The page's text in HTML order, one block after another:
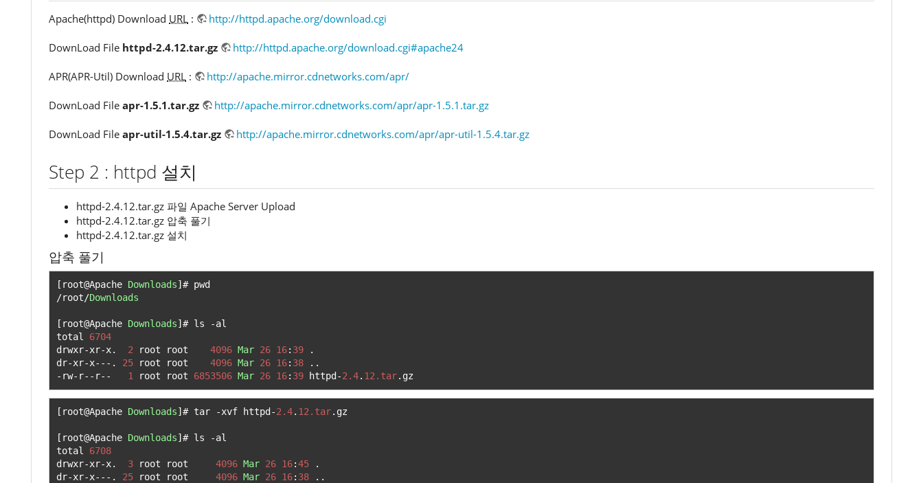
Apache(httpd) Download URL : http://httpd.apache.org/download.cgi
DownLoad File httpd-2.4.12.tar.gz http://httpd.apache.org/download.cgi#apache24
APR(APR-Util) Download URL : http://apache.mirror.cdnetworks.com/apr/
DownLoad File apr-1.5.1.tar.gz http://apache.mirror.cdnetworks.com/apr/apr-1.5.1.tar.gz
DownLoad File apr-util-1.5.4.tar.gz http://apache.mirror.cdnetworks.com/apr/apr-util-1.5.4.tar.gz
Step 2 : httpd 설치
httpd-2.4.12.tar.gz 파일 Apache Server Upload
httpd-2.4.12.tar.gz 압축 풀기
httpd-2.4.12.tar.gz 설치
압축 풀기
[ root@Apache Downloads]#
/root/Downloads
[ root@Apache Downloads]# ls -al
total 6704
drwxr-xr-x. 2 root root 4096 Mar 26 16: 39
.
dr-xr-x---. 25 root root 4096 Mar 26 16: 38
..
- rw- r-- r-- 1 root root 6853506 Mar 26 16: 39 httpd -2.4. 12.tar. gz
[ root@Apache Downloads]# tar -xvf httpd-2.4. 12.tar. gz
[ root@Apache Downloads]# ls -al
total 6708
drwxr-xr-x. 3 root root 4096 Mar 26 16:45
.
dr-xr-x---. 25 root root 4096 Mar 26 16: 38
..